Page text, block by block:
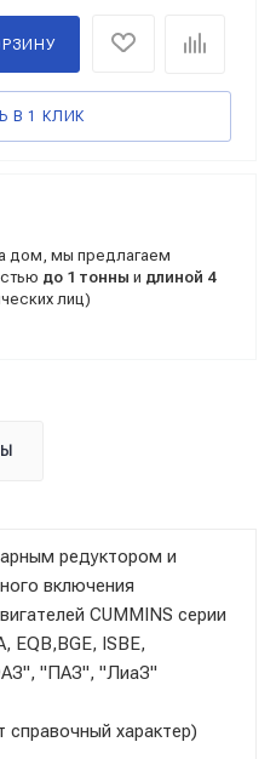
В 1 КЛИК
дом, мы предлагаем
до 1 тонны и длиной 4
лиц)
редуктором и
включения
CUMMINS серии
EQB,BGE, ISBE,
"ПАЗ", "ЛиаЗ"
характер)